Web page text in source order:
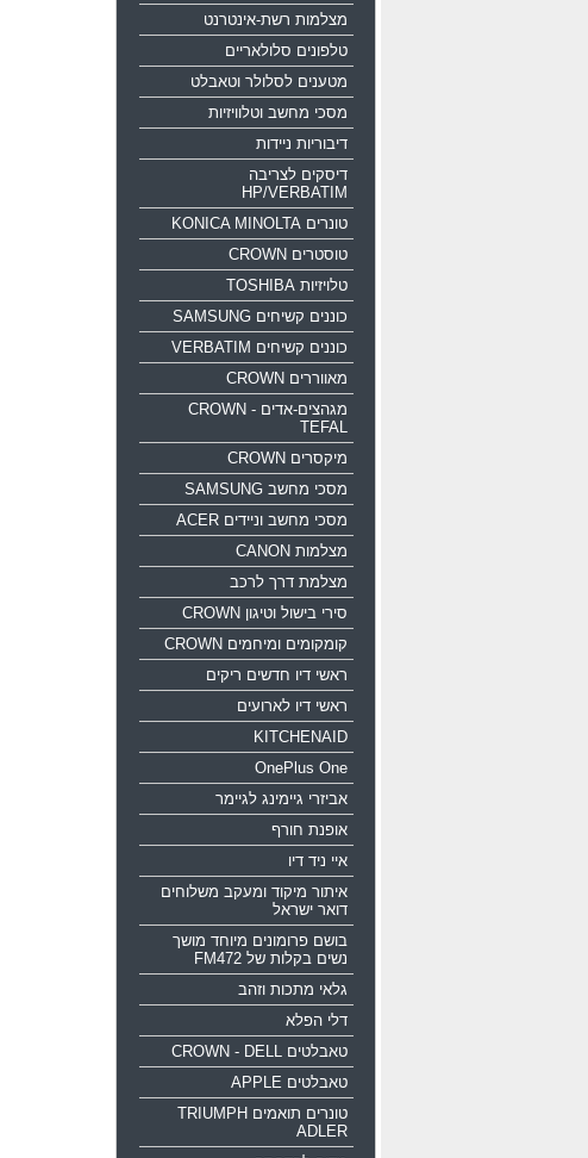
מצלמות רשת-אינטרנט
טלפונים סלולאריים
מטענים לסלולר וטאבלט
מסכי מחשב וטלוויזיות
דיבוריות ניידות
דיסקים לצריבה
HP/VERBATIM
טונרים KONICA MINOLTA
טוסטרים CROWN
טלויזיות TOSHIBA
כוננים קשיחים SAMSUNG
כוננים קשיחים VERBATIM
מאווררים CROWN
מגהצים-אדים CROWN -
TEFAL
מיקסרים CROWN
מסכי מחשב SAMSUNG
מסכי מחשב וניידים ACER
מצלמות CANON
מצלמת דרך לרכב
סירי בישול וטיגון CROWN
קומקומים ומיחמים CROWN
ראשי דיו חדשים ריקים
ראשי דיו לארועים
KITCHENAID
OnePlus One
אביזרי גיימינג לגיימר
אופנת חורף
איי ניד דיו
איתור מיקוד ומעקב משלוחים
דואר ישראל
בושם פרומונים מיוחד מושך
נשים בקלות של FM472
גלאי מתכות וזהב
דלי הפלא
טאבלטים CROWN - DELL
טאבלטים APPLE
טונרים תואמים TRIUMPH
ADLER